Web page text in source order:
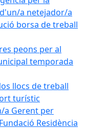
a netejador/a
borsa de treball
peons per al
temporada
llocs de treball
turístic
a Gerent per
Residència